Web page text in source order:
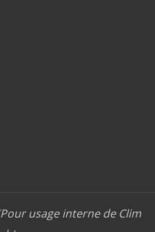
usage interne de Clim